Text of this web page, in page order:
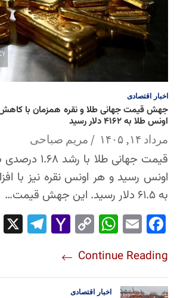
اخبار اقتصادی
جهش قیمت جهانی طلا و نقره همزمان با کاهش
اونس طلا به ۴۱۶۲ دلار رسید
مرداد ۱۴, ۱۴۰۵ مریم صباحی
به ۶۱.۵ دلار رسید. این جهش قیمت…
Fac
ok
Em
Wh
Ap
p
Co
Lin
k
Yah
l
Tel
Continue Reading
اخبار اقتصادی